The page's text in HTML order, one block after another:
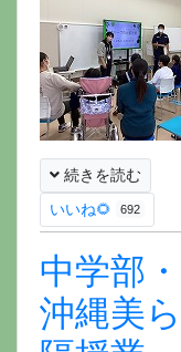
続きを読む
いいね🌻
692
中学部
沖縄美